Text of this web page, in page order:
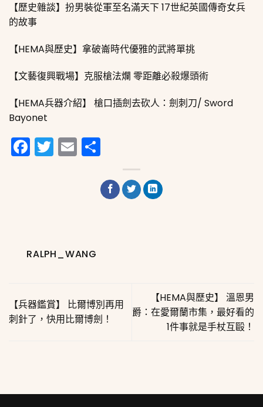
【歷史雜談】扮男裝從軍至名滿天下 17世紀英國傳奇女兵
的故事
【HEMA與歷史】拿破崙時代優雅的武將單挑
【文藝復興戰場】克服槍法爛 零距離必殺爆頭術
【HEMA兵器介紹】 槍口插劍去砍人：劍刺刀/ Sword
Bayonet
Facebook
Twitter
Email
RALPH_WANG
【兵器鑑賞】 比爾博別再用
刺針了，快用比爾博劍！
【HEMA與歷史】 溫恩男
爵：在愛爾蘭市集，最好看的
1件事就是手杖互毆！